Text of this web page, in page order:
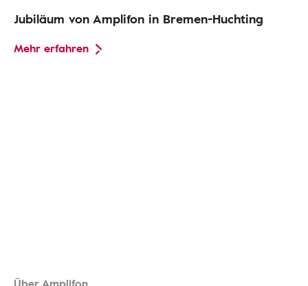
Jubiläum von Amplifon in Bremen-Huchting
Mehr erfahren